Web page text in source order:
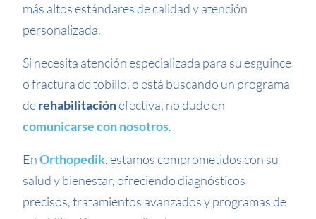
más altos estándares de calidad y atención
personalizada.
Si necesita atención especializada para su esguince
o fractura de tobillo, o está buscando un programa
derehabilitaciónefectiva, no dude en
comunicarse con nosotros.
EnOrthopedik, estamos comprometidos con su
salud y bienestar, ofreciendo diagnósticos
precisos, tratamientos avanzados y programas de